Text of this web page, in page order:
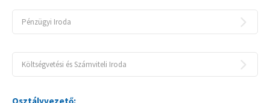
Adóügyi Osztály
Pénzügyi Osztály
Szervezési Osztály
Pénzügyi Iroda
Költségvetési és Számviteli Iroda